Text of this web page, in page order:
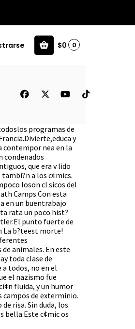
$0 0
programas de
y
nea en la
condenados
que era v lido
a los c¢mics.
loson cl sicos del
Camps.Con esta
en un buentrabajo
rata un poco hist?
punto fuerte de
La b?teest morte!
de animales. En este
toda clase de
todos, no en el
el nazismo fue
fluida, y un humor
campos de exterminio.
risa. Sin duda, los
bella.Este c¢mic os